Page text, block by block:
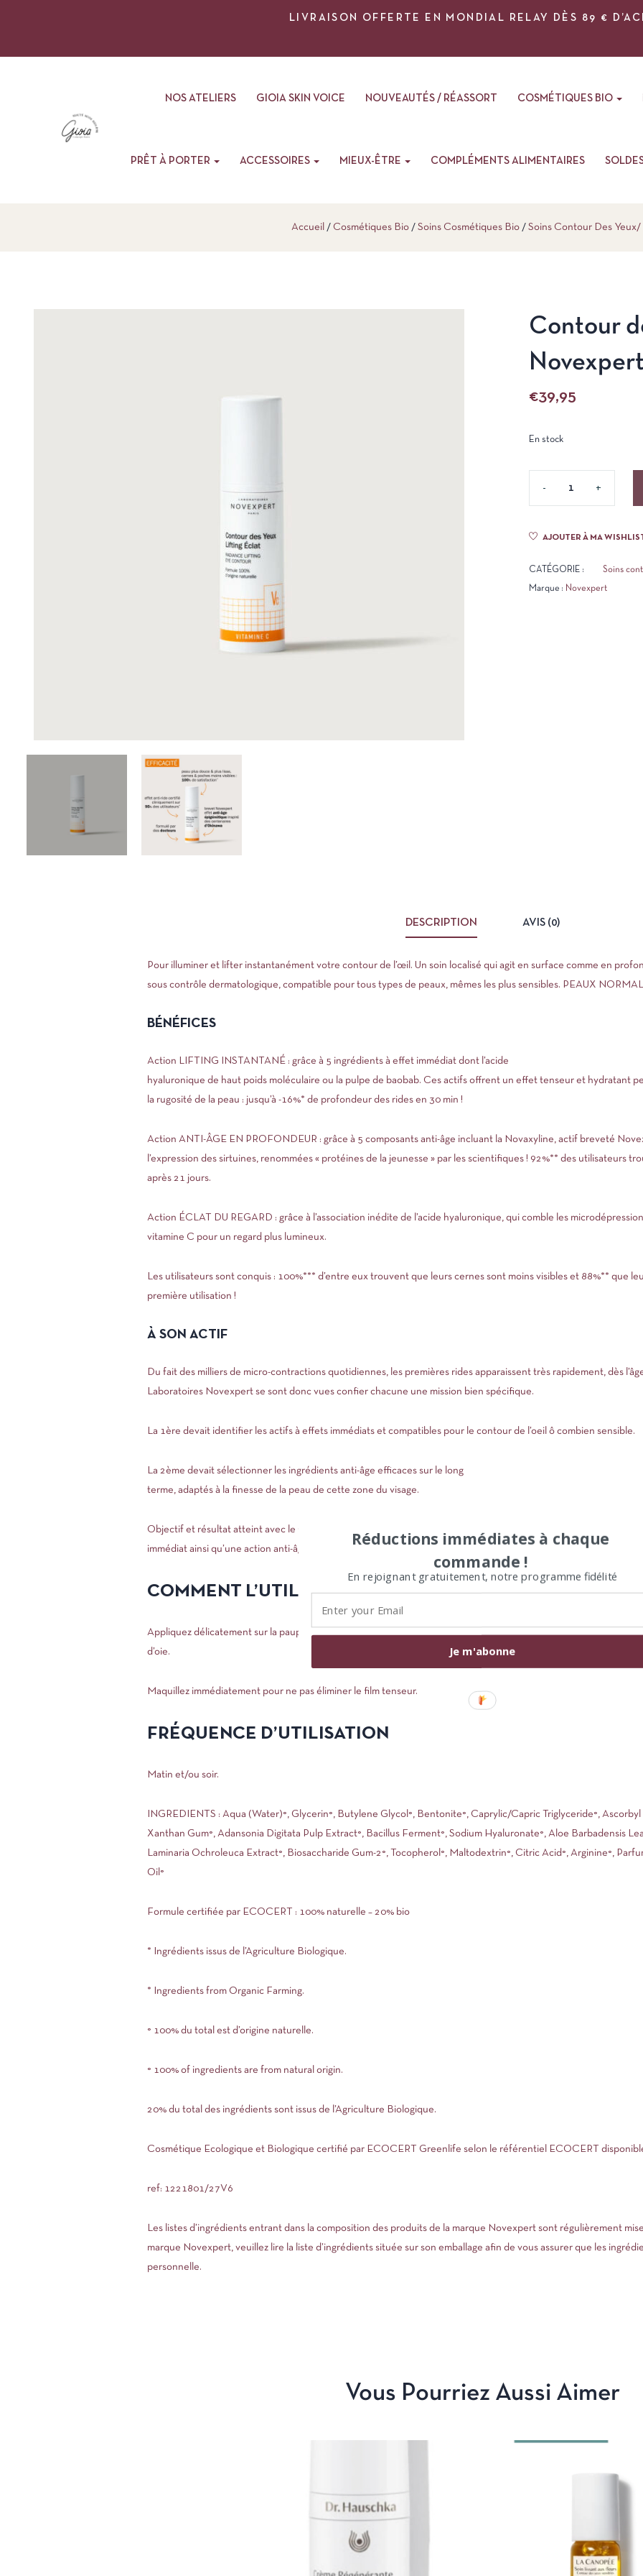
LIVRAISON OFFERTE EN MONDIAL RELAY DÈS 89 €
NOS ATELIERS GIOIA SKIN VOICE NOUVEAUTÉS / RÉASSORT COSMÉTIQUES BIO
PRÊT À PORTER ACCESSOIRES MIEUX-ÊTRE COMPLÉMENTS ALIMENTAIRES
Accueil Cosmétiques Bio Soins Cosmétiques Bio Soins Contour Des Yeux/
Contour
Novexpert
€39,95
En stock
AJOUTER À MA
CATÉGORIE : Soins
Marque : Novexpert
DESCRIPTION AVIS (0)
Pour illuminer et lifter instantanément votre contour de l’œil. Un soin localisé qui agit en surface comme en
sous contrôle dermatologique, compatible pour tous types de peaux, mêmes les plus sensibles. PEAUX
BÉNÉFICES
Action LIFTING INSTANTANÉ : grâce à 5 ingrédients à effet immédiat dont l’acide
hyaluronique de haut poids moléculaire ou la pulpe de baobab. Ces actifs offrent un effet tenseur et hydratant
la rugosité de la peau : jusqu’à -16%* de profondeur des rides en 30 min !
Action ANTI-ÂGE EN PROFONDEUR : grâce à 5 composants anti-âge incluant la Novaxyline, actif breveté
l’expression des sirtuines, renommées « protéines de la jeunesse » par les scientifiques ! 92%** des utilisateurs
après 21 jours.
Action ÉCLAT DU REGARD : grâce à l’association inédite de l’acide hyaluronique, qui comble les
vitamine C pour un regard plus lumineux.
Les utilisateurs sont conquis : 100%*** d’entre eux trouvent que leurs cernes sont moins visibles et 88%** que
première utilisation !
À SON ACTIF
Du fait des milliers de micro-contractions quotidiennes, les premières rides apparaissent très rapidement, dès
Laboratoires Novexpert se sont donc vues confier chacune une mission bien spécifique.
La 1ère devait identifier les actifs à effets immédiats et compatibles pour le contour de l’oeil ô combien sensible.
La 2ème devait sélectionner les ingrédients anti-âge efficaces sur le long
terme, adaptés à la finesse de la peau de cette zone du visage.
Objectif et résultat atteint avec le Contour des Yeux Lifting Éclat : un effet lifting
immédiat ainsi qu’une action anti-âge et lissante sur le long terme.
COMMENT L’UTILISER
Appliquez délicatement sur la paupière inférieure une petite quantité de produit en partant du coin interne de
d’oie.
Maquillez immédiatement pour ne pas éliminer le film tenseur.
FRÉQUENCE D’UTILISATION
Matin et/ou soir.
INGREDIENTS : Aqua (Water)°, Glycerin°, Butylene Glycol°, Bentonite°, Caprylic/Capric Triglyceride°,
Xanthan Gum°, Adansonia Digitata Pulp Extract°, Bacillus Ferment°, Sodium Hyaluronate°, Aloe Barbadensis
Laminaria Ochroleuca Extract°, Biosaccharide Gum-2°, Tocopherol°, Maltodextrin°, Citric Acid°, Arginine°,
Oil°
Formule certifiée par ECOCERT : 100% naturelle – 20% bio
* Ingrédients issus de l’Agriculture Biologique.
* Ingredients from Organic Farming.
° 100% du total est d’origine naturelle.
° 100% of ingredients are from natural origin.
20% du total des ingrédients sont issus de l’Agriculture Biologique.
Cosmétique Ecologique et Biologique certifié par ECOCERT Greenlife selon le référentiel ECOCERT
ref: 1221801/27V6
Les listes d’ingrédients entrant dans la composition des produits de la marque Novexpert sont régulièrement
marque Novexpert, veuillez lire la liste d’ingrédients située sur son emballage afin de vous assurer que les
personnelle.
Vous Pourriez Aussi Aimer
Réductions immédiates à chaque
commande !
En rejoignant gratuitement, notre programme fidélité
Je m'abonne